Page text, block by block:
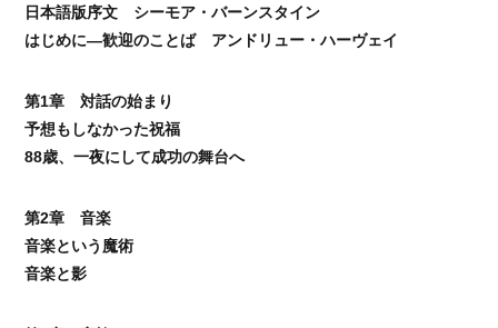
日本語版序文 シーモア・バーンスタイン
はじめに―歓迎のことば アンドリュー・ハーヴェイ
第1章 対話の始まり
予想もしなかった祝福
88歳、一夜にして成功の舞台へ
第2章 音楽
音楽という魔術
音楽と影